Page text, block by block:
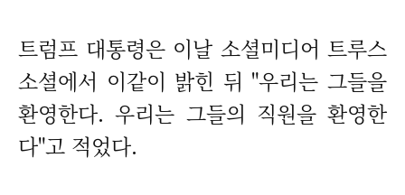
트럼프 대통령은 이날 소셜미디어 트루스
소셜에서 이같이 밝힌 뒤 "우리는 그들을
환영한다. 우리는 그들의 직원을 환영한
다"고 적었다.